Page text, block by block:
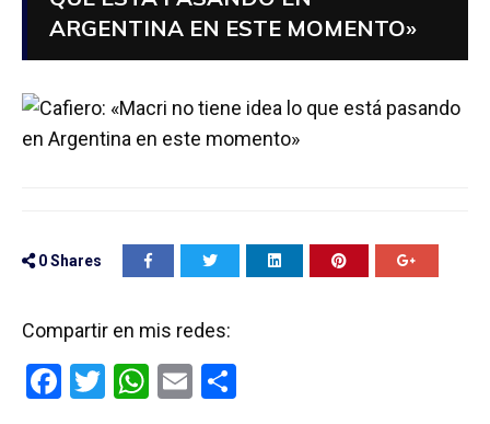
ARGENTINA EN ESTE MOMENTO»
0Shares
Compartir en mis redes:
F
T
W E